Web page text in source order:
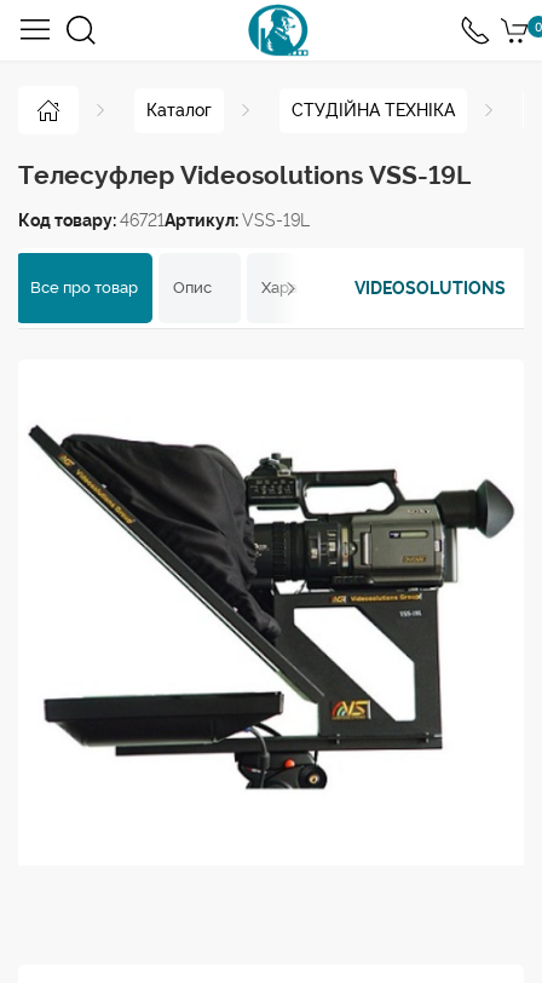
0
Каталог СТУДІЙНА ТЕХНІКА
Телесуфлер Videosolutions VSS-19L
Код товару:46721Артикул:VSS-19L
Все про товар Опис Характеристики Відгуки
VIDEOSOLUTIONS